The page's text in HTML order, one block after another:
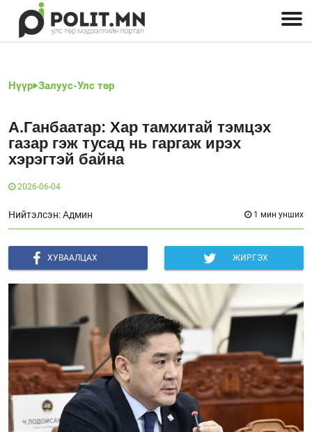
Нүүр Залуус-Улс төр
А.Ганбаатар: Хар тамхитай тэмцэх
газар гэж тусад нь гаргаж ирэх
хэрэгтэй байна
2026-06-04
Нийтэлсэн: Админ 1 мин унших
ХУВААЛЦАХ ЖИРГЭХ